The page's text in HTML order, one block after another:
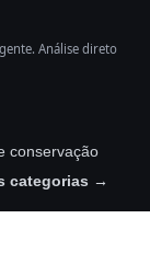
Análise direto
conservação
categorias →